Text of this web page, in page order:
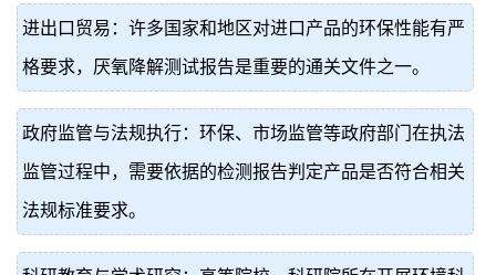
进出口贸易：许多国家和地区对进口产品的环保性能有严
格要求，厌氧降解测试报告是重要的通关文件之一。
政府监管与法规执行：环保、市场监管等政府部门在执法
监管过程中，需要依据的检测报告判定产品是否符合相关
法规标准要求。